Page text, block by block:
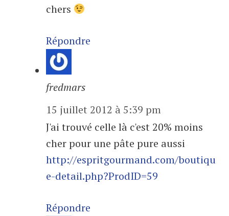
chers
Répondre
fredmars
15 juillet 2012 à 5:39 pm
J'ai trouvé celle là c'est 20% moins
cher pour une pâte pure aussi
http://espritgourmand.com/boutiqu
e-detail.php?ProdID=59
Répondre